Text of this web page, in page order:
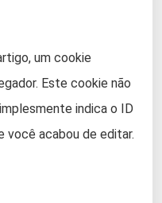
um cookie
Este cookie não
indica o ID
acabou de editar.